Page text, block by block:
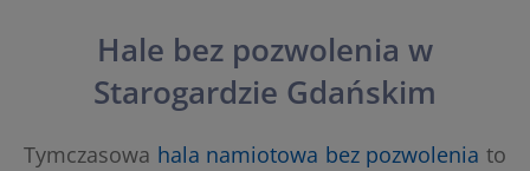
Hale bez pozwolenia w
Starogardzie Gdańskim
Tymczasowa hala namiotowa bez pozwolenia to